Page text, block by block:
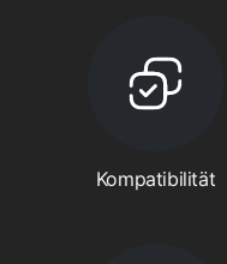
Kompatibilität